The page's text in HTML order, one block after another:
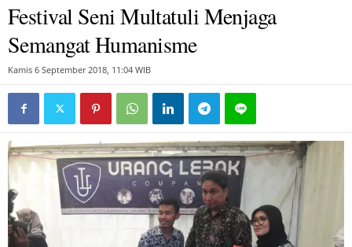
Festival Seni Multatuli Menjaga
Semangat Humanisme
Kamis 6 September 2018, 11:04 WIB